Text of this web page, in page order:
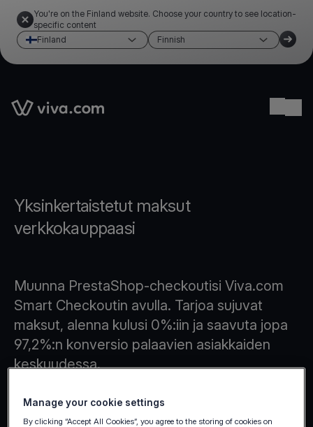
You're on the Finland website. Choose your country to see location-
specific content
Finland
Finnish
Link to the homepage
Yksinkertaistetut maksut
verkkokauppaasi
Muunna PrestaShop-checkoutisi Viva.com
Smart Checkoutin avulla. Tarjoa sujuvat
maksut, alenna kulusi 0%:iin ja saavuta jopa
97,2%:n konversio palaavien asiakkaiden
keskuudessa.
Manage your cookie settings
By clicking “Accept All Cookies”, you agree to the storing of cookies on